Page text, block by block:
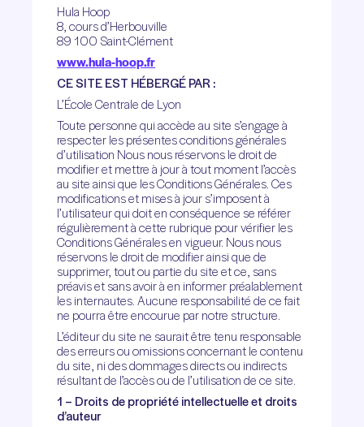
Hula Hoop
8, cours d’Herbouville
89 100 Saint-Clément
www.hula-hoop.fr
CE SITE EST HÉBERGÉ PAR :
L’École Centrale de Lyon
Toute personne qui accède au site s’engage à
respecter les présentes conditions générales
d’utilisation Nous nous réservons le droit de
modifier et mettre à jour à tout moment l’accès
au site ainsi que les Conditions Générales. Ces
modifications et mises à jour s’imposent à
l’utilisateur qui doit en conséquence se référer
régulièrement à cette rubrique pour vérifier les
Conditions Générales en vigueur. Nous nous
réservons le droit de modifier ainsi que de
supprimer, tout ou partie du site et ce, sans
préavis et sans avoir à en informer préalablement
les internautes. Aucune responsabilité de ce fait
ne pourra être encourue par notre structure.
L’éditeur du site ne saurait être tenu responsable
des erreurs ou omissions concernant le contenu
du site, ni des dommages directs ou indirects
résultant de l’accès ou de l’utilisation de ce site.
1 – Droits de propriété intellectuelle et droits
d’auteur